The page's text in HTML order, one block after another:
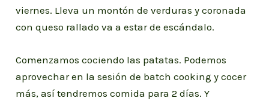
viernes. Lleva un montón de verduras y coronada
con queso rallado va a estar de escándalo.
Comenzamos cociendo las patatas. Podemos
aprovechar en la sesión de batch cooking y cocer
más, así tendremos comida para 2 días. Y